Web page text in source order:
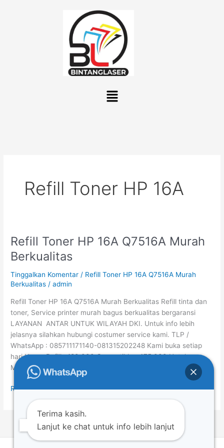
Menu
Refill Toner HP 16A
Refill Toner HP 16A Q7516A Murah
Berkualitas
Tinggalkan Komentar / Refill Toner HP 16A Q7516A Murah
Berkualitas /admin
Refill Toner HP 16A Q7516A Murah Berkualitas Refill tinta dan
toner, Service printer murah bagus berkualitas bergaransi
LAYANAN ANTAR UNTUK WILAYAH DKI. Untuk info lebih
jelasnya silahkan hubungi costumer service kami. TLP /
WhatsApp : 085711171140-081315202248 Kami buka setiap
hari Harga Refill : 180.000 Compatible : 475.000 Untuk
Melihat Daftar Harga Refill Toner Hp, klik […]
Refill
Toner
HP
16A
Q7516A
Berkualitas
Read More »
Terima kasih.
Lanjut ke chat untuk info lebih lanjut